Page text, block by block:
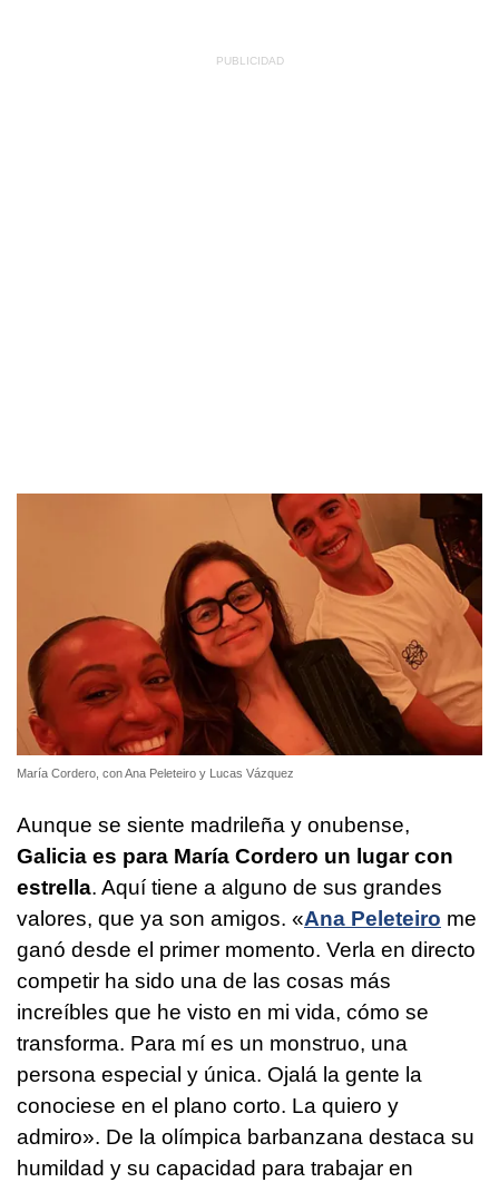
María Cordero, con Ana Peleteiro y Lucas Vázquez
Aunque se siente madrileña y onubense,
Galicia es para María Cordero un lugar con
estrella. Aquí tiene a alguno de sus grandes
valores, que ya son amigos. «Ana Peleteiro me
ganó desde el primer momento. Verla en directo
competir ha sido una de las cosas más
increíbles que he visto en mi vida, cómo se
transforma. Para mí es un monstruo, una
persona especial y única. Ojalá la gente la
conociese en el plano corto. La quiero y
admiro». De la olímpica barbanzana destaca su
humildad y su capacidad para trabajar en